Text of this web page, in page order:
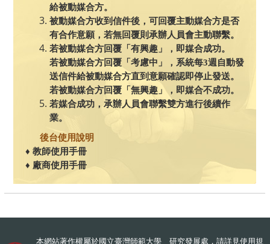
給被動媒合方。
被動媒合方收到信件後，可回覆主動媒合方是否
有合作意願，若無回覆則承辦人員會主動聯繫。
若被動媒合方回覆「有興趣」，即媒合成功。
若被動媒合方回覆「考慮中」，系統每3週自動發
送信件給被動媒合方直到意願確認即停止發送。
若被動媒合方回覆「無興趣」，即媒合不成功。
若媒合成功，承辦人員會聯繫雙方進行後續作
業。
後台使用說明
♦ 教師使用手冊
♦ 廠商使用手冊
本網站著作權屬於國立臺灣師範大學 研究發展處，請詳見使用規